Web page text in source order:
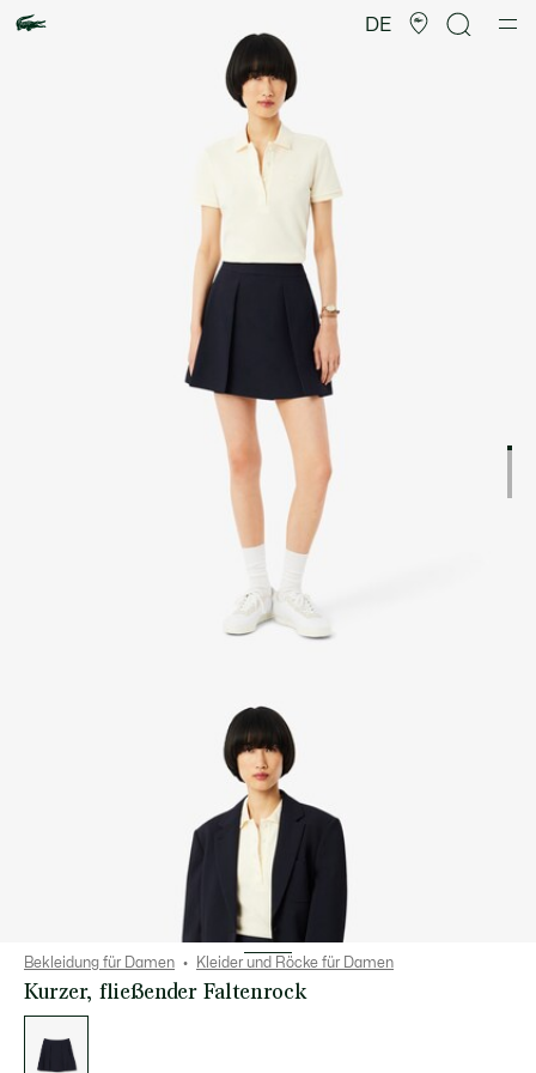
DE
Bekleidung für Damen Kleider und Röcke für Damen
Kurzer, fließender Faltenrock
Varianten